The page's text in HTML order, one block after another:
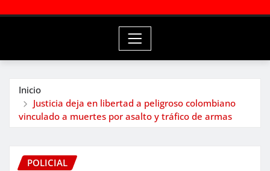
Inicio
Justicia deja en libertad a peligroso colombiano
vinculado a muertes por asalto y tráfico de armas
POLICIAL